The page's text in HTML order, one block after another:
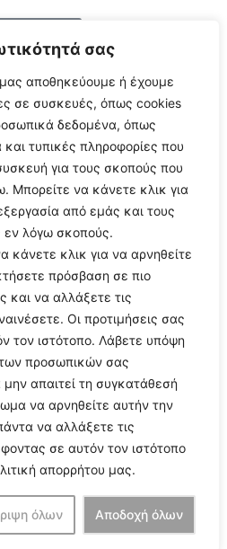
σας
μας αποθηκεύουμε ή έχουμε
σε συσκευές, όπως cookies
δεδομένα, όπως
τυπικές πληροφορίες που
για τους σκοπούς που
Μπορείτε να κάνετε κλικ για
από εμάς και τους
εν λόγω σκοπούς.
κάνετε κλικ για να αρνηθείτε
πρόσβαση σε πιο
και να αλλάξετε τις
Οι προτιμήσεις σας
τον ιστότοπο. Λάβετε υπόψη
προσωπικών σας
απαιτεί τη συγκατάθεσή
να αρνηθείτε αυτήν την
να αλλάξετε τις
σε αυτόν τον ιστότοπο
απορρήτου μας.
όλων Αποδοχή όλων
Us
Rights Reserved
είναι πιστοποιημένη στο
Τύπου της ΓΓ Επικοινωνίας
ΜΗΤ242062)